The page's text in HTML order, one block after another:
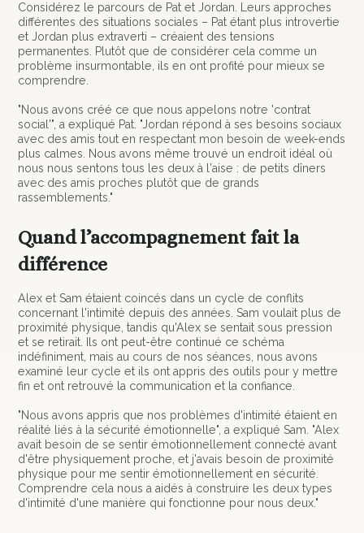
Considérez le parcours de Pat et Jordan. Leurs approches
différentes des situations sociales – Pat étant plus introvertie
et Jordan plus extraverti – créaient des tensions
permanentes. Plutôt que de considérer cela comme un
problème insurmontable, ils en ont profité pour mieux se
comprendre.
"Nous avons créé ce que nous appelons notre 'contrat
social'", a expliqué Pat. "Jordan répond à ses besoins sociaux
avec des amis tout en respectant mon besoin de week-ends
plus calmes. Nous avons même trouvé un endroit idéal où
nous nous sentons tous les deux à l'aise : de petits dîners
avec des amis proches plutôt que de grands
rassemblements."
Quand l’accompagnement fait la
différence
Alex et Sam étaient coincés dans un cycle de conflits
concernant l'intimité depuis des années. Sam voulait plus de
proximité physique, tandis qu'Alex se sentait sous pression
et se retirait. Ils ont peut-être continué ce schéma
indéfiniment, mais au cours de nos séances, nous avons
examiné leur cycle et ils ont appris des outils pour y mettre
fin et ont retrouvé la communication et la confiance.
"Nous avons appris que nos problèmes d'intimité étaient en
réalité liés à la sécurité émotionnelle", a expliqué Sam. "Alex
avait besoin de se sentir émotionnellement connecté avant
d'être physiquement proche, et j'avais besoin de proximité
physique pour me sentir émotionnellement en sécurité.
Comprendre cela nous a aidés à construire les deux types
d'intimité d'une manière qui fonctionne pour nous deux."